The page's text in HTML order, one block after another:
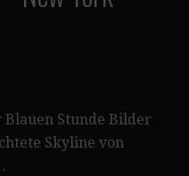
Stunde Bilder
Skyline von